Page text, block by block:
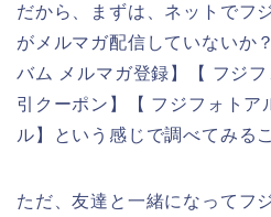
だから、まずは、ネットでフ
がメルマガ配信していないか
バム メルマガ登録】【 フジ
引クーポン】【 フジフォトア
ル】という感じで調べてみる
ただ、友達と一緒になってフ